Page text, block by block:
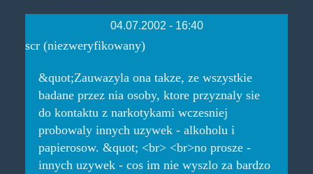
04.07.2002 - 16:40
scr (niezweryfikowany)
&quot;Zauwazyla ona takze, ze wszystkie
badane przez nia osoby, ktore przyznaly sie
do kontaktu z narkotykami wczesniej
probowaly innych uzywek - alkoholu i
papierosow. &quot; <br> <br>no prosze -
innych uzywek - cos im nie wyszlo za bardzo